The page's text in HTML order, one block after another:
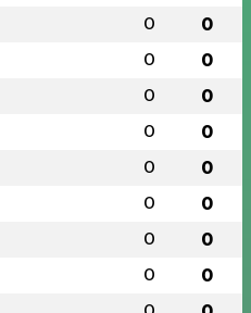
0 0
0 0
0 0
0 0
0 0
0 0
0 0
0 0